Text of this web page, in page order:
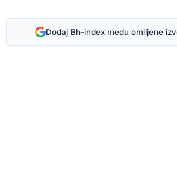
Dodaj Bh-index među omiljene